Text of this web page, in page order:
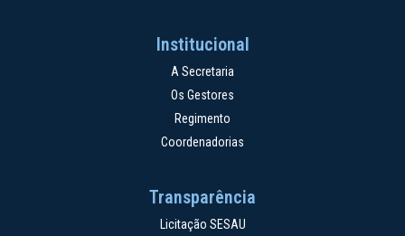
Institucional
A Secretaria
Os Gestores
Regimento
Coordenadorias
Transparência
Licitação SESAU